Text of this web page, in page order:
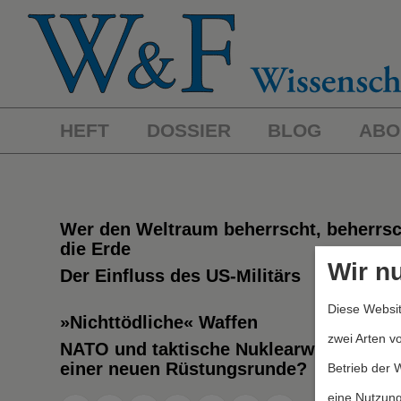
HEFT DOSSIER BLOG
Wer den Weltraum beherrscht,
die Erde
Der Einfluss des US-Militärs
»Nichttödliche« Waffen
NATO und taktische Nuklearwaffen: Vor
einer neuen Rüstungsrunde?
Wir
Diese
zwei Arten
Betrieb der
eine